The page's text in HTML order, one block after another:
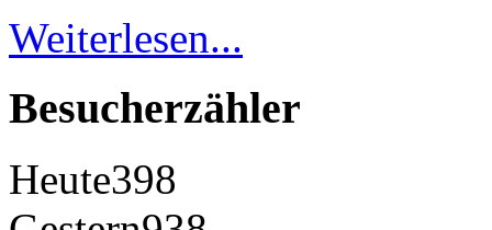
Weiterlesen...
Besucherzähler
Heute398